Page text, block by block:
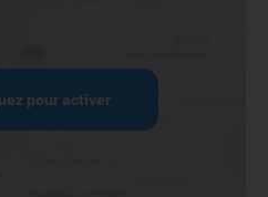
pour activer